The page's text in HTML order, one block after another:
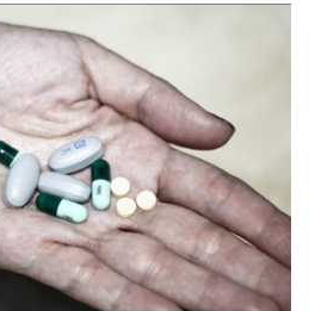
amerykańskiego prokuratora
istnieje […]